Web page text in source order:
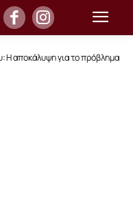
Η αποκάλυψη για το πρόβλημα